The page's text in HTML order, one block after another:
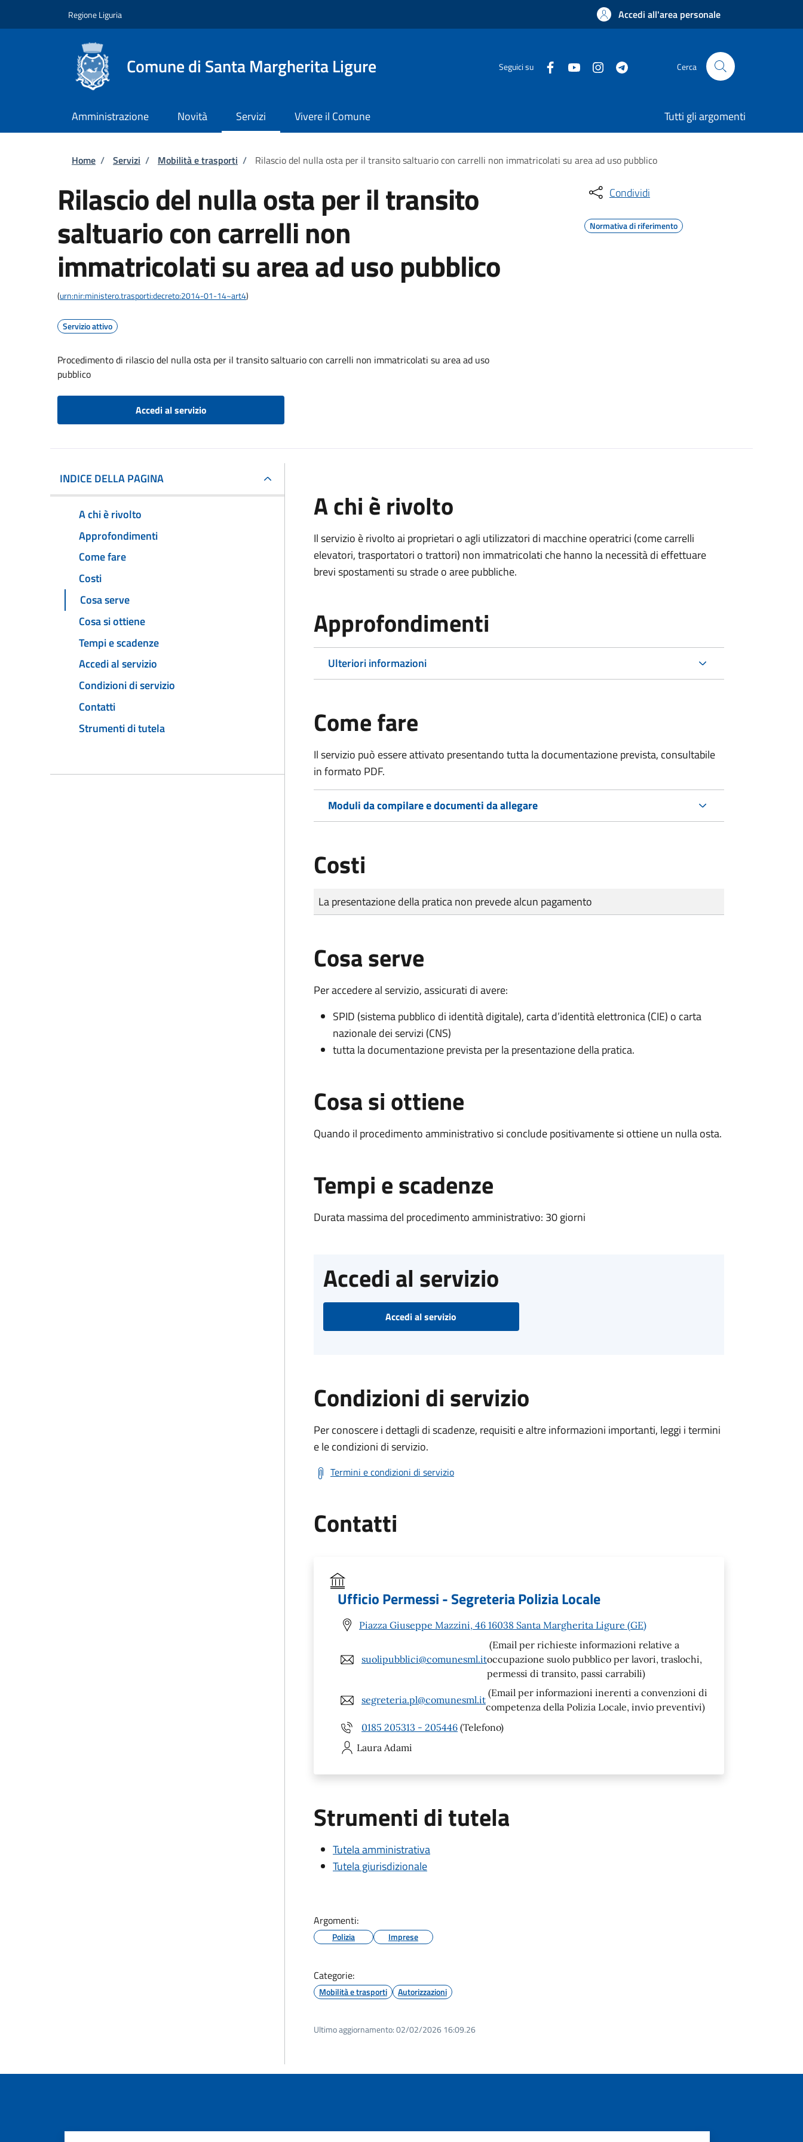
Regione Liguria Accedi all'area personale
Comune di Santa Margherita Ligure Seguici su Cerca
Amministrazione Novità Servizi Vivere il Comune Tutti gli argomenti
Briciole di pane
Home / Servizi / Mobilità e trasporti / Rilascio del nulla osta per il transito saltuario con carrelli non immatricolati su area ad uso pubblico
Rilascio del nulla osta per il transito
saltuario con carrelli non
immatricolati su area ad uso pubblico
(urn:nir:ministero.trasporti:decreto:2014-01-14~art4)
Servizio attivo
Procedimento di rilascio del nulla osta per il transito saltuario con carrelli non immatricolati su area ad uso
pubblico
Accedi al servizio
Condividi
Normativa di riferimento
INDICE DELLA PAGINA
A chi è rivolto
Approfondimenti
Come fare
Costi
Cosa serve
Cosa si ottiene
Tempi e scadenze
Accedi al servizio
Condizioni di servizio
Contatti
Strumenti di tutela
A chi è rivolto
Il servizio è rivolto ai proprietari o agli utilizzatori di macchine operatrici (come carrelli
elevatori, trasportatori o trattori) non immatricolati che hanno la necessità di effettuare
brevi spostamenti su strade o aree pubbliche.
Approfondimenti
Ulteriori informazioni
Come fare
Il servizio può essere attivato presentando tutta la documentazione prevista, consultabile
in formato PDF.
Moduli da compilare e documenti da allegare
Costi
Tipo di pagamento
Importo
La presentazione della pratica non prevede alcun pagamento
Cosa serve
Per accedere al servizio, assicurati di avere:
SPID (sistema pubblico di identità digitale), carta d’identità elettronica (CIE) o carta
nazionale dei servizi (CNS)
tutta la documentazione prevista per la presentazione della pratica.
Cosa si ottiene
Quando il procedimento amministrativo si conclude positivamente si ottiene un nulla osta.
Tempi e scadenze
Durata massima del procedimento amministrativo: 30 giorni
Accedi al servizio
Accedi al servizio
Condizioni di servizio
Per conoscere i dettagli di scadenze, requisiti e altre informazioni importanti, leggi i termini
e le condizioni di servizio.
Termini e condizioni di servizio
Contatti
Ufficio Permessi - Segreteria Polizia Locale
Piazza Giuseppe Mazzini, 46 16038 Santa Margherita Ligure (GE)
suolipubblici@comunesml.it
(Email per richieste informazioni relative a
occupazione suolo pubblico per lavori, traslochi,
permessi di transito, passi carrabili)
segreteria.pl@comunesml.it
(Email per informazioni inerenti a convenzioni di
competenza della Polizia Locale, invio preventivi)
0185 205313 - 205446 (Telefono)
Laura Adami
Strumenti di tutela
Tutela amministrativa
Tutela giurisdizionale
Argomenti:
Polizia Imprese
Categorie:
Mobilità e trasporti Autorizzazioni
Ultimo aggiornamento:02/02/2026 16:09.26